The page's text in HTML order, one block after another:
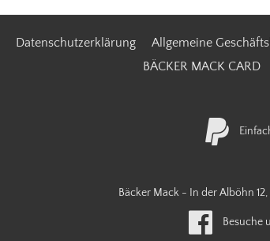
Datenschutzerklärung Allgemeine
BÄCKER MACK CARD
Bäcker Mack - In der Alböhn
Besuche